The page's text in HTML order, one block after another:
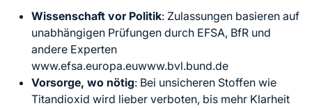
Wissenschaft vor Politik: Zulassungen basieren auf
unabhängigen Prüfungen durch EFSA, BfR und
andere Experten
www.efsa.europa.euwww.bvl.bund.de
Vorsorge, wo nötig: Bei unsicheren Stoffen wie
Titandioxid wird lieber verboten, bis mehr Klarheit